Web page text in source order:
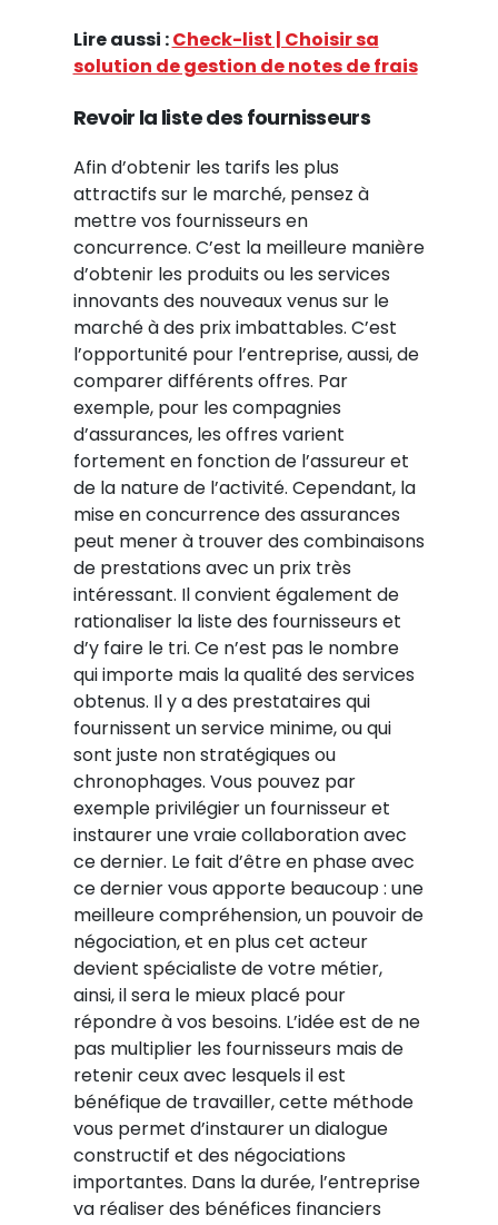
Lire aussi :Check-list | Choisir sa
solution de gestion de notes de frais
Revoir la liste des fournisseurs
Afin d’obtenir les tarifs les plus
attractifs sur le marché, pensez à
mettre vos fournisseurs en
concurrence. C’est la meilleure manière
d’obtenir les produits ou les services
innovants des nouveaux venus sur le
marché à des prix imbattables. C’est
l’opportunité pour l’entreprise, aussi, de
comparer différents offres. Par
exemple, pour les compagnies
d’assurances, les offres varient
fortement en fonction de l’assureur et
de la nature de l’activité. Cependant, la
mise en concurrence des assurances
peut mener à trouver des combinaisons
de prestations avec un prix très
intéressant. Il convient également de
rationaliser la liste des fournisseurs et
d’y faire le tri. Ce n’est pas le nombre
qui importe mais la qualité des services
obtenus. Il y a des prestataires qui
fournissent un service minime, ou qui
sont juste non stratégiques ou
chronophages. Vous pouvez par
exemple privilégier un fournisseur et
instaurer une vraie collaboration avec
ce dernier. Le fait d’être en phase avec
ce dernier vous apporte beaucoup : une
meilleure compréhension, un pouvoir de
négociation, et en plus cet acteur
devient spécialiste de votre métier,
ainsi, il sera le mieux placé pour
répondre à vos besoins. L’idée est de ne
pas multiplier les fournisseurs mais de
retenir ceux avec lesquels il est
bénéfique de travailler, cette méthode
vous permet d’instaurer un dialogue
constructif et des négociations
importantes. Dans la durée, l’entreprise
va réaliser des bénéfices financiers